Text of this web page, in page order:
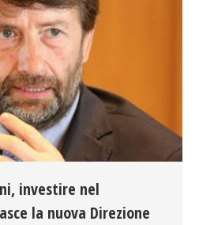
investire nel
la nuova Direzione